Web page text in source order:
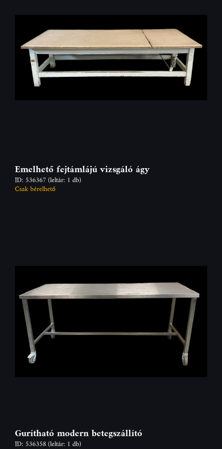
Emelhető fejtámlájú vizsgáló ágy
ID: 536367(leltár: 1 db)
Csak bérelhető
Gurítható modern betegszállító
ID: 536358(leltár: 1 db)